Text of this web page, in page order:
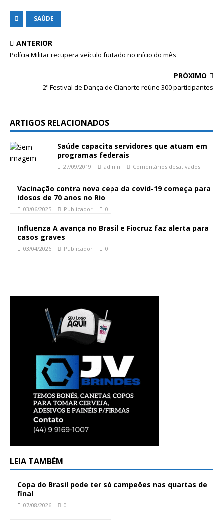
SAÚDE
ANTERIOR
Polícia Militar recupera veículo furtado no início do mês
PRÓXIMO
2º Festival de Dança de Cianorte reúne 300 participantes
ARTIGOS RELACIONADOS
Saúde capacita servidores que atuam em
programas federais
27/09/2019 admin Comentários desativados
Vacinação contra nova cepa da covid-19 começa para
idosos de 70 anos no Rio
03/06/2025 Publicador 0
Influenza A avança no Brasil e Fiocruz faz alerta para
casos graves
03/04/2026 Publicador 0
LEIA TAMBÉM
Copa do Brasil pode ter só campeões nas quartas de
final
07/08/2026 0